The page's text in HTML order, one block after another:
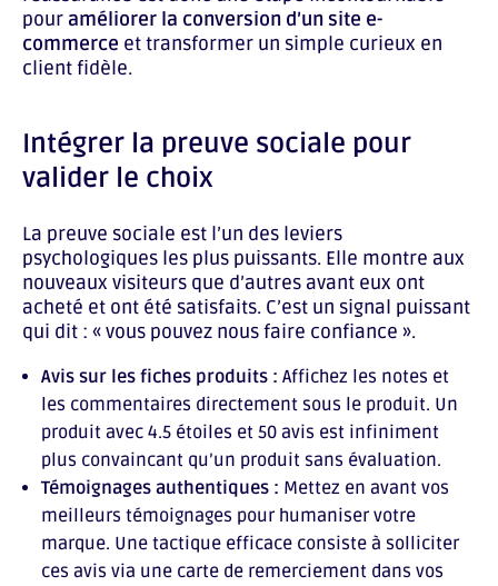
pour améliorer la conversion d’un site e-
commerce et transformer un simple curieux en
client fidèle.
Intégrer la preuve sociale pour
valider le choix
La preuve sociale est l’un des leviers
psychologiques les plus puissants. Elle montre aux
nouveaux visiteurs que d’autres avant eux ont
acheté et ont été satisfaits. C’est un signal puissant
qui dit : « vous pouvez nous faire confiance ».
Avis sur les fiches produits : Affichez les notes et
les commentaires directement sous le produit. Un
produit avec 4.5 étoiles et 50 avis est infiniment
plus convaincant qu’un produit sans évaluation.
Témoignages authentiques : Mettez en avant vos
meilleurs témoignages pour humaniser votre
marque. Une tactique efficace consiste à solliciter
ces avis via une carte de remerciement dans vos